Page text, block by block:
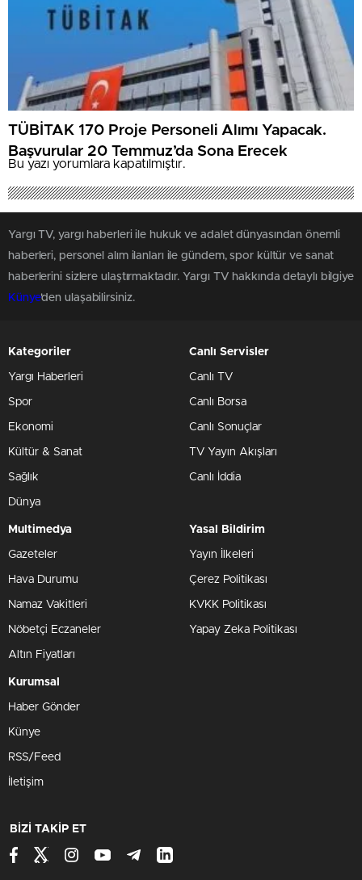
TÜBİTAK 170 Proje Personeli Alımı Yapacak.
Başvurular 20 Temmuz’da Sona Erecek
Bu yazı yorumlara kapatılmıştır.
Yargı TV, yargı haberleri ile hukuk ve adalet dünyasından önemli
haberleri, personel alım ilanları ile gündem, spor kültür ve sanat
haberlerini sizlere ulaştırmaktadır. Yargı TV hakkında detaylı bilgiye
Künye'den ulaşabilirsiniz.
Kategoriler
Yargı Haberleri
Spor
Ekonomi
Kültür & Sanat
Sağlık
Dünya
Canlı Servisler
Canlı TV
Canlı Borsa
Canlı Sonuçlar
TV Yayın Akışları
Canlı İddia
Multimedya
Gazeteler
Hava Durumu
Namaz Vakitleri
Nöbetçi Eczaneler
Altın Fiyatları
Yasal Bildirim
Yayın İlkeleri
Çerez Politikası
KVKK Politikası
Yapay Zeka Politikası
Kurumsal
Haber Gönder
Künye
RSS/Feed
İletişim
BİZİ TAKİP ET